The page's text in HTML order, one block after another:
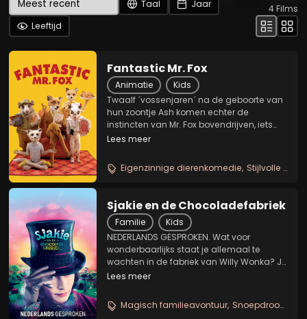
Taal
Jaar
Leeftijd
4Films
Fantastic Mr. Fox
Animatie
Kids
Twaalf ´vossenjaren´ na de geboorte van
hun zoontje Ash komen echter de
instincten van Mr. Fox bovendrijven, iets
wat het bestaan van hun hele
Om aan voedsel te komen berooft Mr. Fox
namelijk de boerderijen van...
Lees meer
Eigenzinnige dierenkomedie Stijlvolle stop motion
Sjakie en de Chocoladefabriek
Familie
Kids
NEDERLANDS GESPROKEN. Wat voor
wonderbaarlijks staat je allemaal te
wachten in de fabriek van Willy Wonka? Je
kunt er velden van zacht, muntig
Chocoladekamer... langs de
Chocoladerivier varen in een boot van
Lees meer
Magisch familieavontuur Snoepdroomwereld